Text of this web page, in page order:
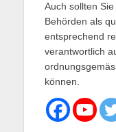
Auch sollten
Behörden als
entsprechend
verantwortlich
können.